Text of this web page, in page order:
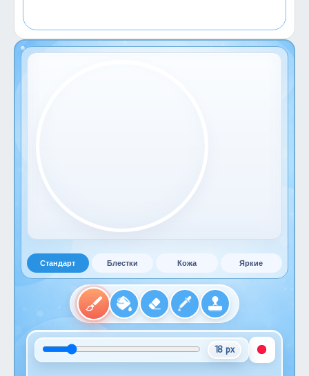
Стандарт Блестки Кожа Яркие
18 px